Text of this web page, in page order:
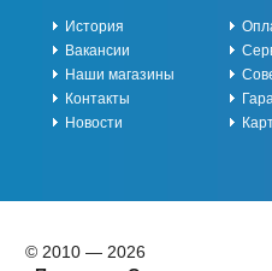
История
Вакансии
Наши магазины
Контакты
Новости
© 2010 — 2026